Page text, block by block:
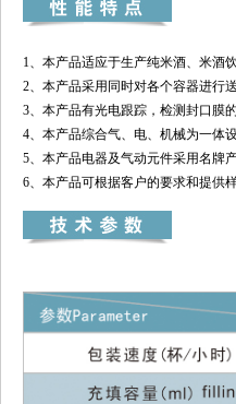
1、本产品适应于生产纯米酒、米酒
2、本产品采用同时对各个容器进行
3、本产品有光电跟踪，检测封口膜
4、本产品综合气、电、机械为一体
5、本产品电器及气动元件采用名牌
6、本产品可根据客户的要求和提供